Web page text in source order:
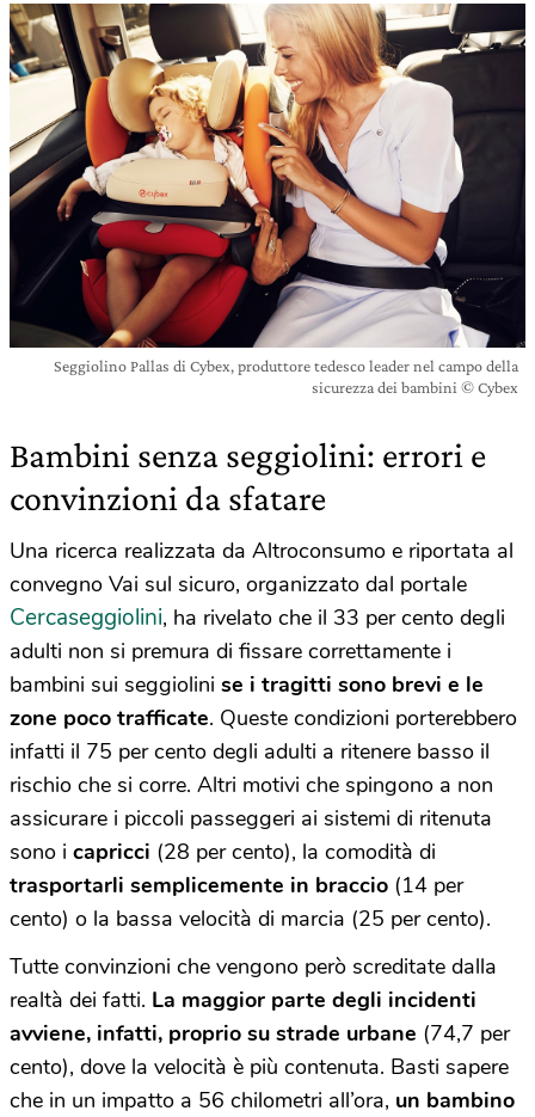
Seggiolino Pallas di Cybex, produttore tedesco leader nel campo della
sicurezza dei bambini © Cybex
Bambini senza seggiolini: errori e
convinzioni da sfatare
Una ricerca realizzata da Altroconsumo e riportata al
convegno Vai sul sicuro, organizzato dal portale
Cercaseggiolini, ha rivelato che il 33 per cento degli
adulti non si premura di fissare correttamente i
bambini sui seggiolini se i tragitti sono brevi e le
zone poco trafficate. Queste condizioni porterebbero
infatti il 75 per cento degli adulti a ritenere basso il
rischio che si corre. Altri motivi che spingono a non
assicurare i piccoli passeggeri ai sistemi di ritenuta
sono i capricci (28 per cento), la comodità di
trasportarli semplicemente in braccio (14 per
cento) o la bassa velocità di marcia (25 per cento).
Tutte convinzioni che vengono però screditate dalla
realtà dei fatti. La maggior parte degli incidenti
avviene, infatti, proprio su strade urbane (74,7 per
cento), dove la velocità è più contenuta. Basti sapere
che in un impatto a 56 chilometri all’ora, un bambino